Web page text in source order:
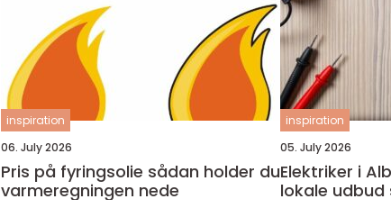
inspiration
06. July 2026
Pris på fyringsolie sådan holder du
varmeregningen nede
inspiration
05. July 2026
Elektriker i
lokale udbud